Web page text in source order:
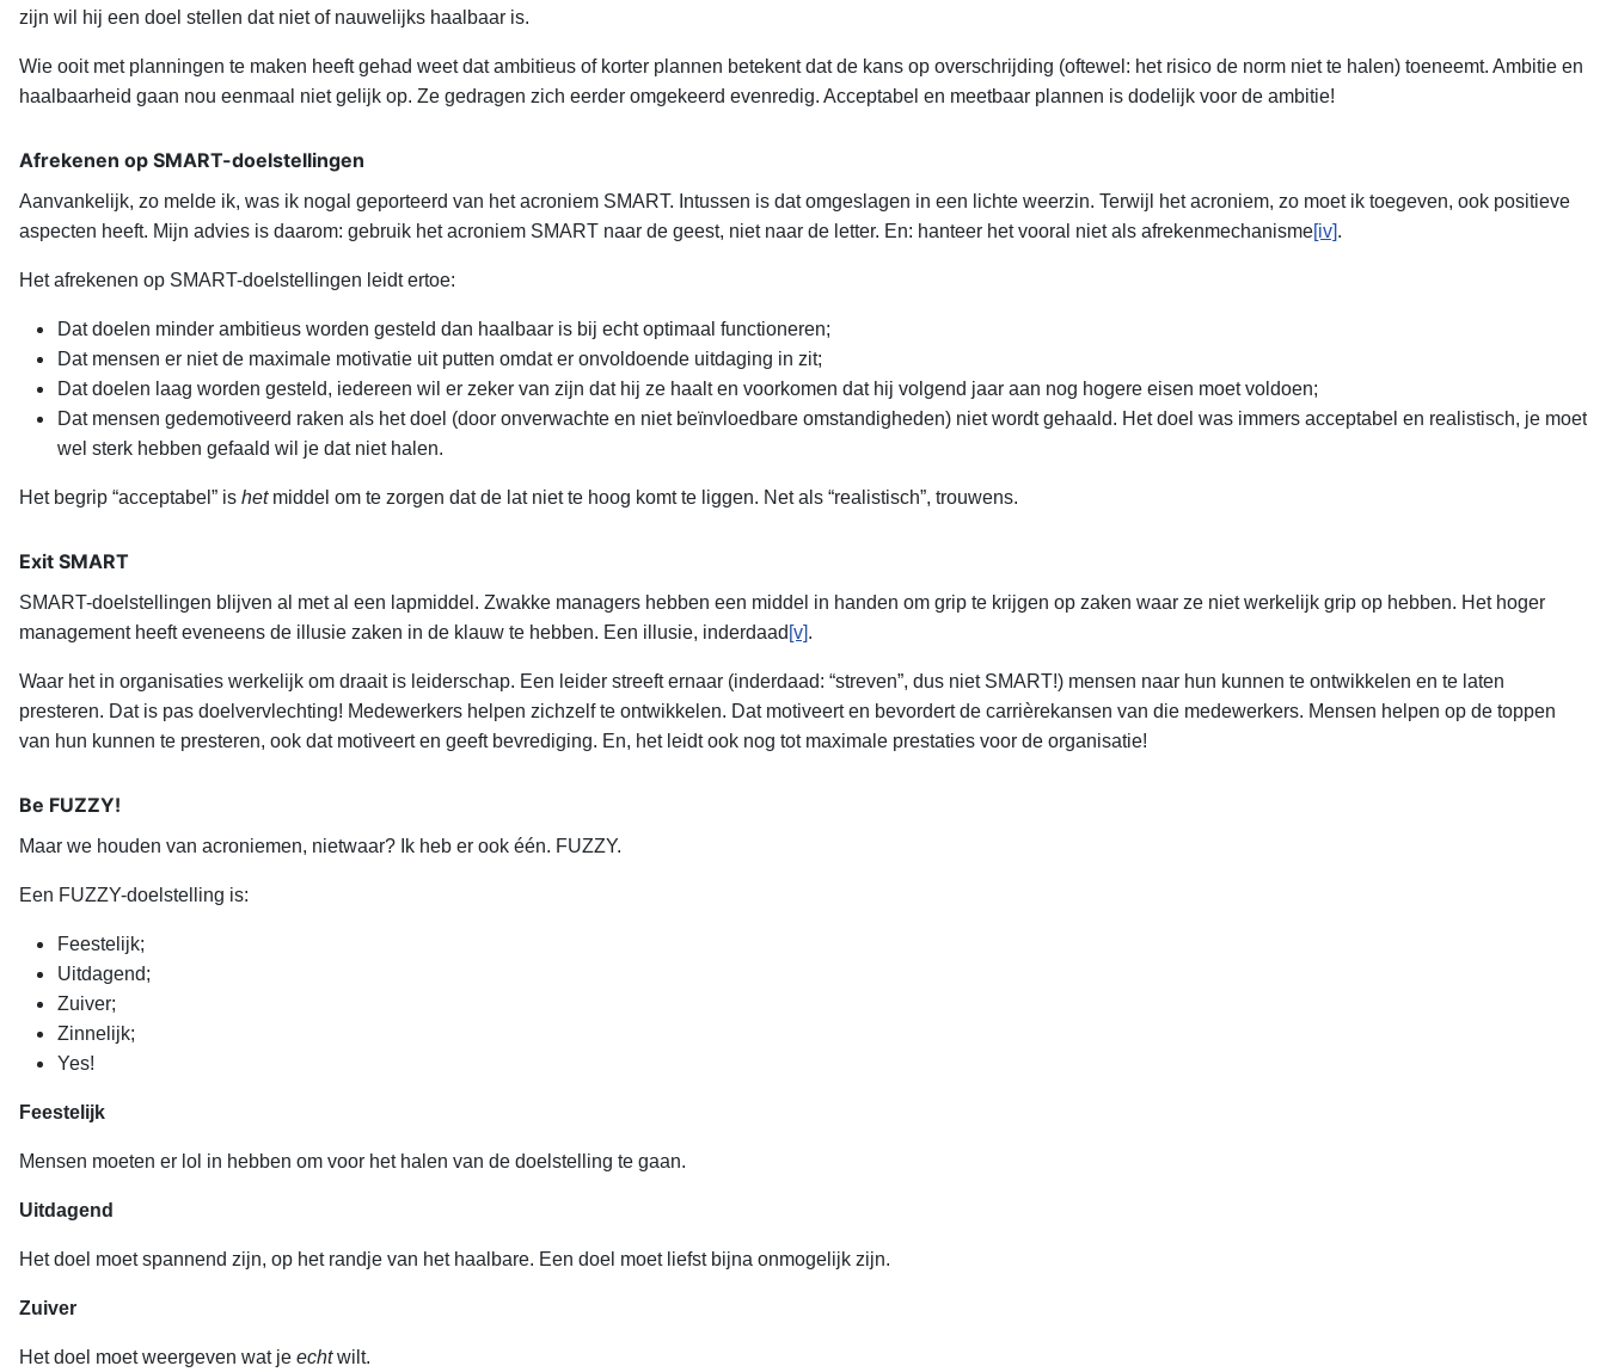
zijn wil hij een doel stellen dat niet of nauwelijks haalbaar is.
Wie ooit met planningen te maken heeft gehad weet dat ambitieus of korter plannen betekent dat de kans op overschrijding (oftewel: het risico de norm niet te halen) toeneemt. Ambitie en
haalbaarheid gaan nou eenmaal niet gelijk op. Ze gedragen zich eerder omgekeerd evenredig. Acceptabel en meetbaar plannen is dodelijk voor de ambitie!
Afrekenen op SMART-doelstellingen
Aanvankelijk, zo melde ik, was ik nogal geporteerd van het acroniem SMART. Intussen is dat omgeslagen in een lichte weerzin. Terwijl het acroniem, zo moet ik toegeven, ook positieve
aspecten heeft. Mijn advies is daarom: gebruik het acroniem SMART naar de geest, niet naar de letter. En: hanteer het vooral niet als afrekenmechanisme[iv].
Het afrekenen op SMART-doelstellingen leidt ertoe:
Dat doelen minder ambitieus worden gesteld dan haalbaar is bij echt optimaal functioneren;
Dat mensen er niet de maximale motivatie uit putten omdat er onvoldoende uitdaging in zit;
Dat doelen laag worden gesteld, iedereen wil er zeker van zijn dat hij ze haalt en voorkomen dat hij volgend jaar aan nog hogere eisen moet voldoen;
Dat mensen gedemotiveerd raken als het doel (door onverwachte en niet beïnvloedbare omstandigheden) niet wordt gehaald. Het doel was immers acceptabel en realistisch, je moet
wel sterk hebben gefaald wil je dat niet halen.
Het begrip “acceptabel” is hetmiddel om te zorgen dat de lat niet te hoog komt te liggen. Net als “realistisch”, trouwens.
Exit SMART
SMART-doelstellingen blijven al met al een lapmiddel. Zwakke managers hebben een middel in handen om grip te krijgen op zaken waar ze niet werkelijk grip op hebben. Het hoger
management heeft eveneens de illusie zaken in de klauw te hebben. Een illusie, inderdaad [v].
Waar het in organisaties werkelijk om draait is leiderschap. Een leider streeft ernaar (inderdaad: “streven”, dus niet SMART!) mensen naar hun kunnen te ontwikkelen en te laten
presteren. Dat is pas doelvervlechting! Medewerkers helpen zichzelf te ontwikkelen. Dat motiveert en bevordert de carrièrekansen van die medewerkers. Mensen helpen op de toppen
van hun kunnen te presteren, ook dat motiveert en geeft bevrediging. En, het leidt ook nog tot maximale prestaties voor de organisatie!
Be FUZZY!
Maar we houden van acroniemen, nietwaar? Ik heb er ook één. FUZZY.
Een FUZZY-doelstelling is:
Feestelijk;
Uitdagend;
Zuiver;
Zinnelijk;
Yes!
Feestelijk
Mensen moeten er lol in hebben om voor het halen van de doelstelling te gaan.
Uitdagend
Het doel moet spannend zijn, op het randje van het haalbare. Een doel moet liefst bijna onmogelijk zijn.
Zuiver
Het doel moet weergeven wat je echtwilt.